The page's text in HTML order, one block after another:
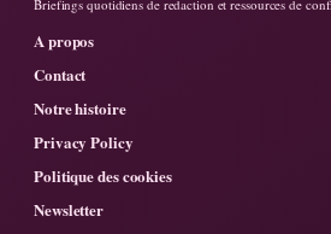
Briefings quotidiens de redaction et ressources de
A propos
Contact
Notre histoire
Privacy Policy
Politique des cookies
Newsletter